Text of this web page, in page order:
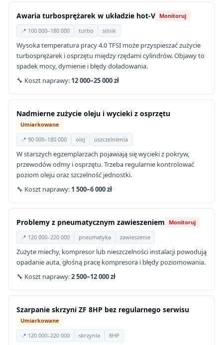
Awaria turbosprężarek w układzie hot-V Monitoruj
📍 100 000–180 000 turbo silnik
Wysoka temperatura pracy 4.0 TFSI może przyspieszać zużycie
turbosprężarek i osprzętu między rzędami cylindrów. Objawy to
spadek mocy, dymienie i błędy doładowania.
🔧 Koszt naprawy: 12 000–25 000 zł
Nadmierne zużycie oleju i wycieki z osprzętu
Umiarkowane
📍 90 000–180 000
olej uszczelnienia
W starszych egzemplarzach pojawiają się wycieki z pokryw,
przewodów odmy i osprzętu. Trzeba regularnie kontrolować
poziom oleju oraz szczelność jednostki.
🔧 Koszt naprawy: 1 500–6 000 zł
Problemy z pneumatycznym zawieszeniem Monitoruj
📍 120 000–220 000 pneumatyka zawieszenie
Zużyte miechy, kompresor lub nieszczelności instalacji powodują
opadanie auta, głośną pracę kompresora i błędy poziomowania.
🔧 Koszt naprawy:2 500–12 000 zł
Szarpanie skrzyni ZF 8HP bez regularnego serwisu
Umiarkowane
📍 120 000–220 000
skrzynia 8HP